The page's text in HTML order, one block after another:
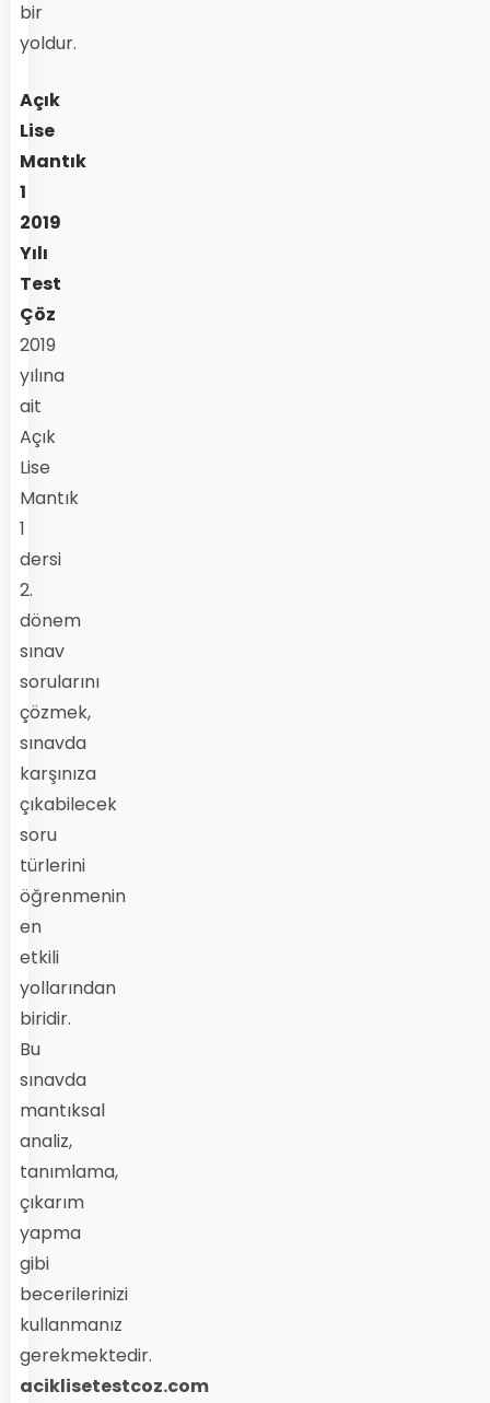
bir
yoldur.
Açık
Lise
Mantık
1
2019
Yılı
Test
Çöz
2019
yılına
ait
Açık
Lise
Mantık
1
dersi
2.
dönem
sınav
sorularını
çözmek,
sınavda
karşınıza
çıkabilecek
soru
türlerini
öğrenmenin
en
etkili
yollarından
biridir.
Bu
sınavda
mantıksal
analiz,
tanımlama,
çıkarım
yapma
gibi
becerilerinizi
kullanmanız
gerekmektedir.
aciklisetestcoz.com